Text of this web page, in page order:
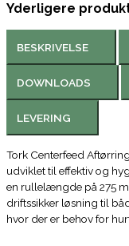
Yderligere
BESKRIVELSE
DOWNLOADS
LEVERING
Tork Centerfeed
udviklet til effektiv og
en rullelængde på 275
driftssikker løsning til
hvor der er behov for